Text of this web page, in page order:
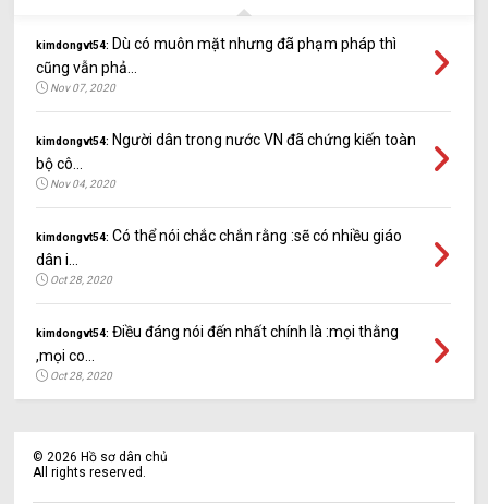
kimdongvt54: Dù có muôn mặt nhưng đã phạm pháp thì
cũng vẫn phả...
Nov 07, 2020
kimdongvt54: Người dân trong nước VN đã chứng kiến toàn
bộ cô...
Nov 04, 2020
kimdongvt54: Có thể nói chắc chắn rằng :sẽ có nhiều giáo
dân i...
Oct 28, 2020
kimdongvt54: Điều đáng nói đến nhất chính là :mọi thằng
,mọi co...
Oct 28, 2020
©2026 Hồ sơ dân chủ
All rights reserved.